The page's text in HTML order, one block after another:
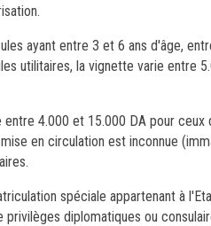
ayant entre 3 et 6 ans d'âge,
utilitaires, la vignette varie entre
4.000 et 15.000 DA pour ceux
en circulation est inconnue
spéciale appartenant à
diplomatiques ou